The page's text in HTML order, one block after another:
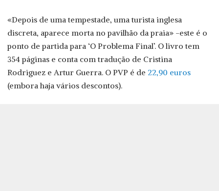
«Depois de uma tempestade, uma turista inglesa
discreta, aparece morta no pavilhão da praia» -este é o
ponto de partida para ‘O Problema Final’. O livro tem
354 páginas e conta com tradução de Cristina
Rodriguez e Artur Guerra. O PVP é de 22,90 euros
(embora haja vários descontos).